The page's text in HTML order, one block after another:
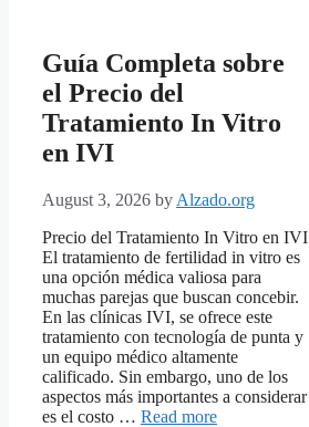
Guía Completa sobre
el Precio del
Tratamiento In Vitro
en IVI
August 3, 2026 by Alzado.org
Precio del Tratamiento In Vitro en IVI
El tratamiento de fertilidad in vitro es
una opción médica valiosa para
muchas parejas que buscan concebir.
En las clínicas IVI, se ofrece este
tratamiento con tecnología de punta y
un equipo médico altamente
calificado. Sin embargo, uno de los
aspectos más importantes a considerar
es el costo … Read more